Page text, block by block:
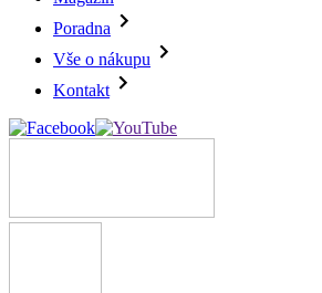
Poradna
Vše o nákupu
Kontakt